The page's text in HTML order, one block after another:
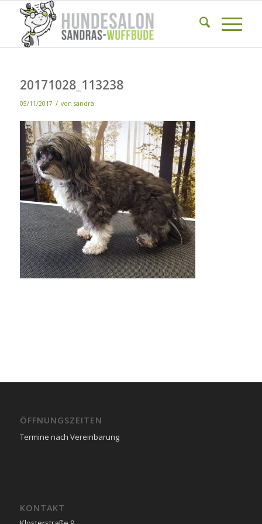
20171028_113238
05/11/2017 / von sandra
ÖFFNUNGSZEITEN
Termine nach Vereinbarung
KONTAKT